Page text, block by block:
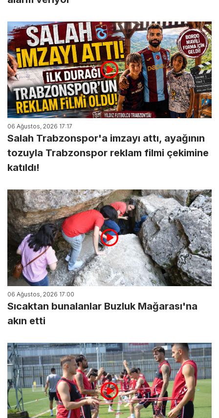
06 Ağustos, 2026 17:17
Salah Trabzonspor'a imzayı attı, ayağının
tozuyla Trabzonspor reklam filmi çekimine
katıldı!
06 Ağustos, 2026 17:00
Sıcaktan bunalanlar Buzluk Mağarası'na
akın etti